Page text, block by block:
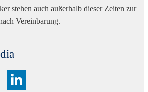
stehen auch außerhalb dieser Zeiten zur
Vereinbarung.